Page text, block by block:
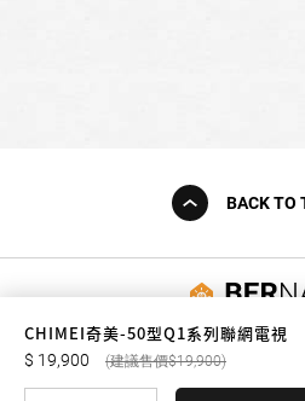
CHIMEI奇美-50型Q1系列聯網電視
19,900 19,900
BACK TO
友誠購物